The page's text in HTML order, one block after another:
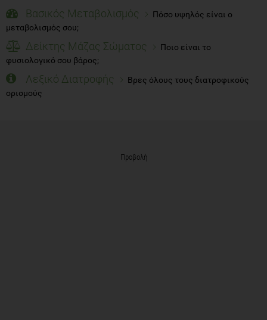
Βασικός Μεταβολισμός
Πόσο υψηλός είναι ο
μεταβολισμός σου;
Δείκτης Μάζας Σώματος
Ποιο είναι το
φυσιολογικό σου βάρος;
Λεξικό Διατροφής
Βρες όλους τους διατροφικούς
ορισμούς
Προβολή